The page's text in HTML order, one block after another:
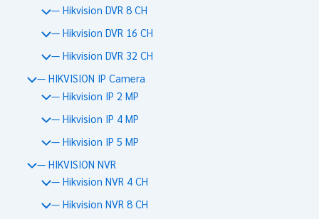
— Hikvision DVR 8 CH
— Hikvision DVR 16 CH
— Hikvision DVR 32 CH
— HIKVISION IP Camera
— Hikvision IP 2 MP
— Hikvision IP 4 MP
— Hikvision IP 5 MP
— HIKVISION NVR
— Hikvision NVR 4 CH
— Hikvision NVR 8 CH